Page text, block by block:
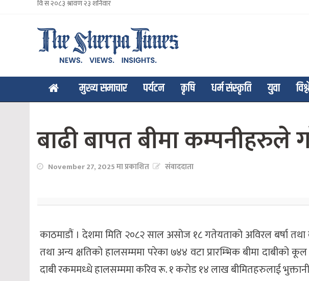
मुख्य समाचार पर्यटन कृषि धर्म संस्कृति युवा
बाढी बापत बीमा कम्पनीहरुले
November 27, 2025 मा प्रकाशित संवाददाता
काठमाडौं । देशमा मिति २०८२ साल असोज १८ गतेयताको अविरल बर्षा
तथा अन्य क्षतिको हालसम्ममा परेका ७४४ वटा प्रारम्भिक बीमा दाबीको
दाबी रकममध्धे हालसम्ममा करिव रू. १ करोड १४ लाख बीमितहरुलाई